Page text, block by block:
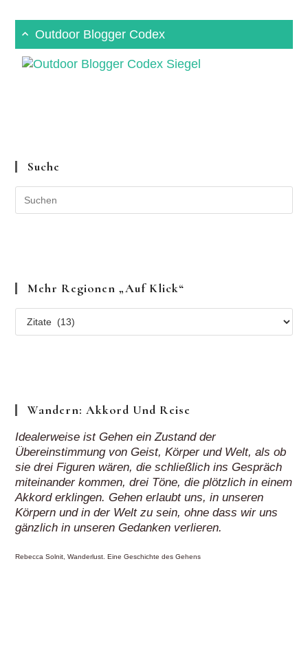
Outdoor Blogger Codex
Suche
Mehr Regionen „auf Klick“
Wandern: Akkord Und Reise
Idealerweise ist Gehen ein Zustand der
Übereinstimmung von Geist, Körper und Welt, als ob
sie drei Figuren wären, die schließlich ins Gespräch
miteinander kommen, drei Töne, die plötzlich in einem
Akkord erklingen. Gehen erlaubt uns, in unseren
Körpern und in der Welt zu sein, ohne dass wir uns
gänzlich in unseren Gedanken verlieren.
Rebecca Solnit, Wanderlust. Eine Geschichte des Gehens